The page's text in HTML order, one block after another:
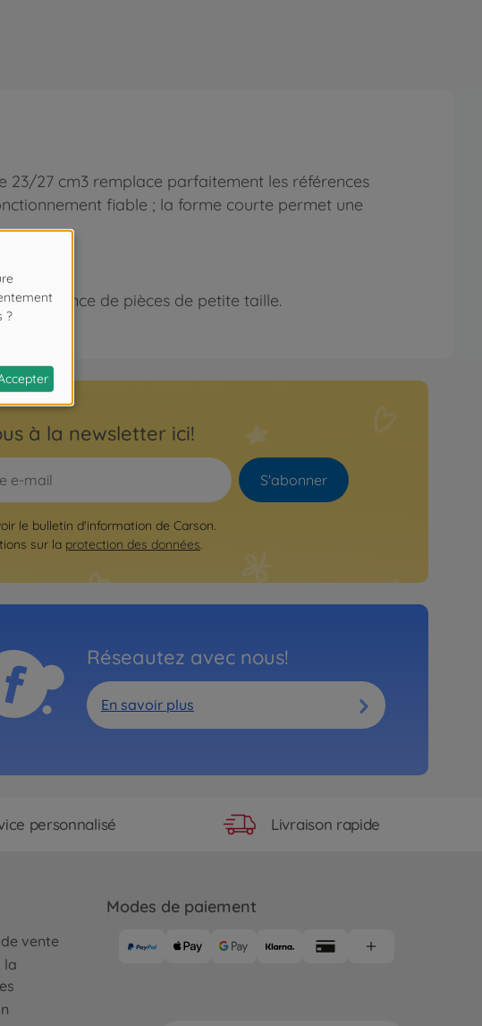
23/27 cm3 remplace parfaitement les références
fiable ; la forme courte permet une
la présence de pièces de petite taille.
à la newsletter ici!
S'abonner
le bulletin d'information de Carson.
sur la protection des données.
Réseautez avec nous!
En savoir plus
personnalisé Livraison rapide
vente
la
Modes de paiement